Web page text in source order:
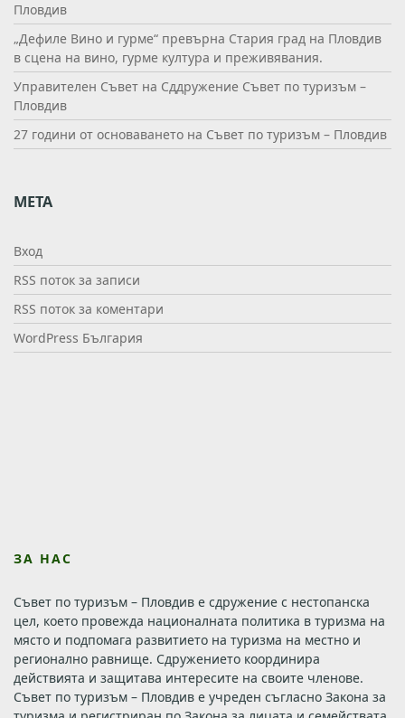
Пловдив
„Дефиле Вино и гурме“ превърна Стария град на Пловдив
в сцена на вино, гурме култура и преживявания.
Управителен Съвет на Сддружение Съвет по туризъм –
Пловдив
27 години от основаването на Съвет по туризъм – Пловдив
МЕТА
Вход
RSS поток за записи
RSS поток за коментари
WordPress България
ЗА НАС
Съвет по туризъм – Пловдив е сдружение с нестопанска
цел, което провежда националната политика в туризма на
място и подпомага развитието на туризма на местно и
регионално равнище. Сдружението координира
действията и защитава интересите на своите членове.
Съвет по туризъм – Пловдив е учреден съгласно Закона за